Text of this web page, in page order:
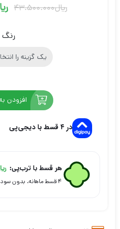
ریال43.500.000
رنگ
افزودن
در ۴ قسط با دیجی‌پی
هر قسط با ترب‌پی:
۴ قسط ماهانه. بدون سود، چک و ضامن.